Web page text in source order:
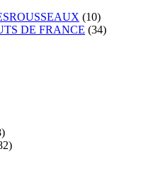
(10)
DE FRANCE (34)